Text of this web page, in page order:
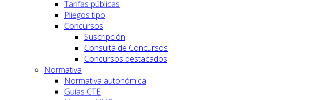
Tarifas públicas
Pliegos tipo
Concursos
Suscripción
Consulta de Concursos
Concursos destacados
Normativa
Normativa autonómica
Guías CTE